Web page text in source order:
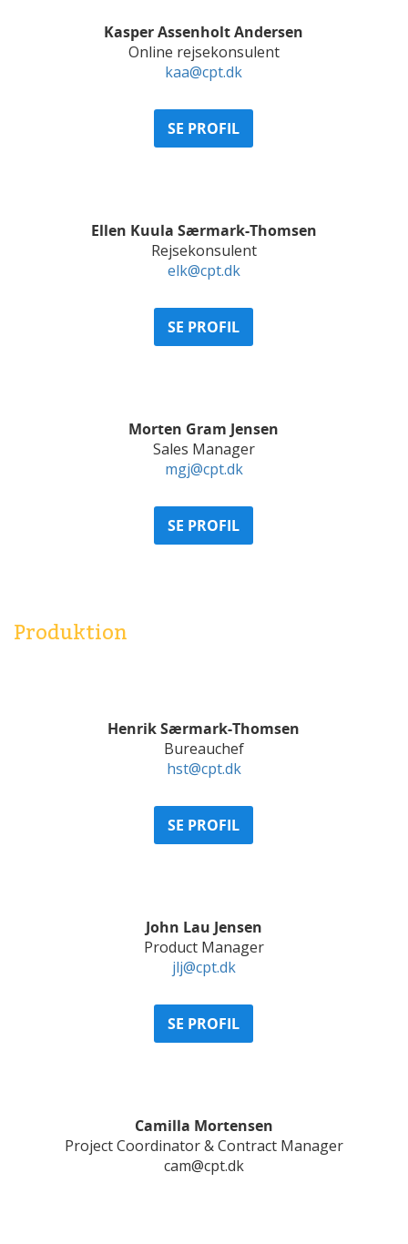
Kasper Assenholt Andersen
Online rejsekonsulent
kaa@cpt.dk
SE PROFIL
Ellen Kuula Særmark-Thomsen
Rejsekonsulent
elk@cpt.dk
SE PROFIL
Morten Gram Jensen
Sales Manager
mgj@cpt.dk
SE PROFIL
Produktion
Henrik Særmark-Thomsen
Bureauchef
hst@cpt.dk
SE PROFIL
John Lau Jensen
Product Manager
jlj@cpt.dk
SE PROFIL
Camilla Mortensen
Project Coordinator & Contract Manager
cam@cpt.dk